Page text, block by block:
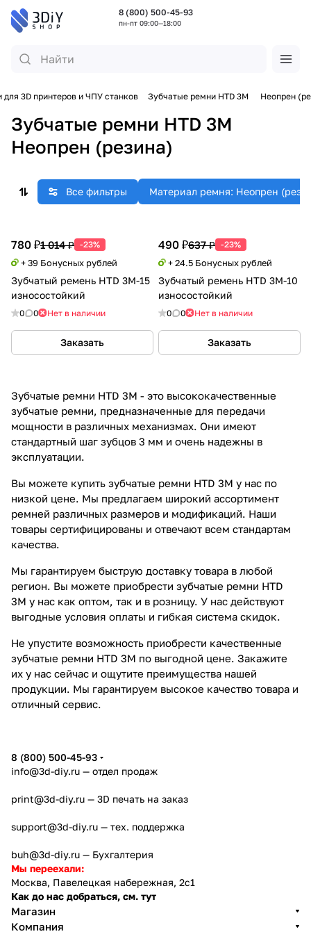
8 (800) 500-45-93
пн-пт 09:00—18:00
3D принтеров и ЧПУ станков Зубчатые ремни HTD 3M Неопрен
Зубчатые ремни HTD 3M
Неопрен (резина)
Все фильтры Материал ремня: Неопрен
780 ₽1 014 ₽ -23%
+ 39 Бонусных рублей
Зубчатый ремень HTD 3M-15
износостойкий
0 0 Нет в наличии
Заказать
490 ₽637 ₽ -23%
+ 24.5 Бонусных рублей
Зубчатый ремень HTD 3M-10
износостойкий
0 0 Нет в наличии
Заказать
Зубчатые ремни HTD 3M - это высококачественные
зубчатые ремни, предназначенные для передачи
мощности в различных механизмах. Они имеют
стандартный шаг зубцов 3 мм и очень надежны в
эксплуатации.
Вы можете купить зубчатые ремни HTD 3M у нас по
низкой цене. Мы предлагаем широкий ассортимент
ремней различных размеров и модификаций. Наши
товары сертифицированы и отвечают всем стандартам
качества.
Мы гарантируем быструю доставку товара в любой
регион. Вы можете приобрести зубчатые ремни HTD
3M у нас как оптом, так и в розницу. У нас действуют
выгодные условия оплаты и гибкая система скидок.
Не упустите возможность приобрести качественные
зубчатые ремни HTD 3M по выгодной цене. Закажите
их у нас сейчас и ощутите преимущества нашей
продукции. Мы гарантируем высокое качество товара и
отличный сервис.
8 (800) 500-45-93
info@3d-diy.ru — отдел продаж
print@3d-diy.ru — 3D печать на заказ
support@3d-diy.ru — тех. поддержка
buh@3d-diy.ru — Бухгалтерия
Мы переехали:
Москва, Павелецкая набережная, 2с1
Как до нас добраться, см. тут
Магазин
Компания